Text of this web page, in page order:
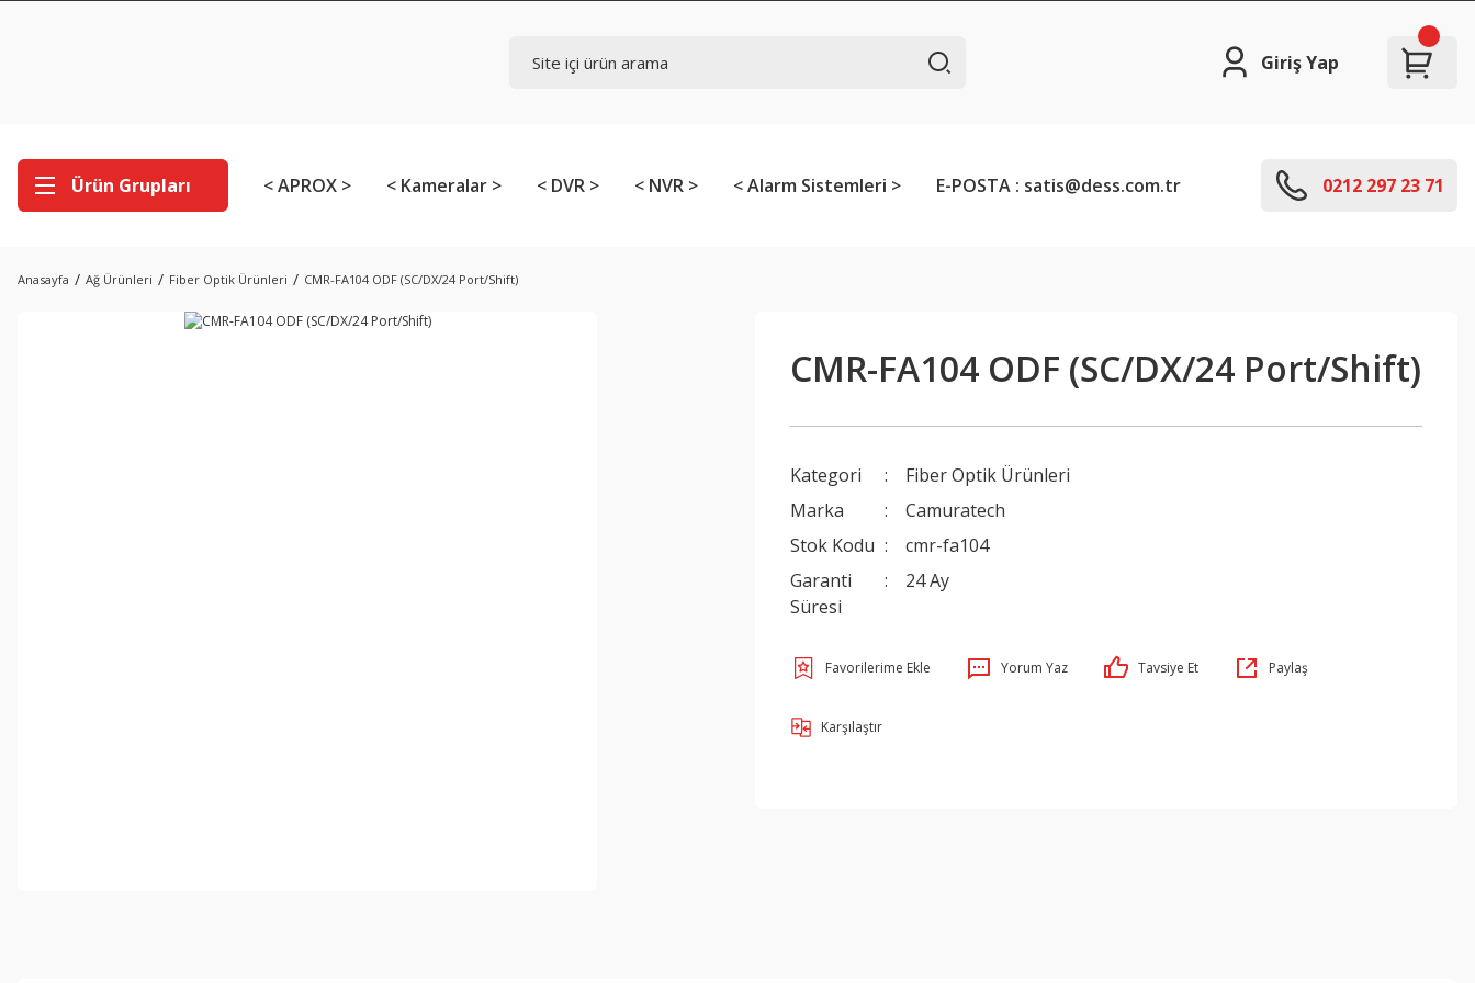
Giriş Yap
Ürün Grupları < APROX > < Kameralar > < DVR > < NVR > < Alarm Sistemleri > E-POSTA : satis@dess.com.tr 0212 297 23 71
Anasayfa Ağ Ürünleri Fiber Optik Ürünleri CMR-FA104 ODF (SC/DX/24 Port/Shift)
CMR-FA104 ODF (SC/DX/24 Port/Shift)
Kategori
Fiber Optik Ürünleri
Marka
Camuratech
Stok Kodu
cmr-fa104
Garanti
Süresi
24 Ay
Yorum Yaz Tavsiye Et Paylaş
Karşılaştır